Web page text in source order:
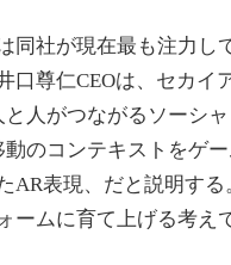
同社が現在最も注力し
口尊仁CEOは、セカイ
人がつながるソーシャ
のコンテキストをゲ
AR表現、だと説明す
ームに育て上げる考え